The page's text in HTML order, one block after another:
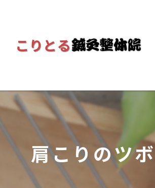
肩こりのツ